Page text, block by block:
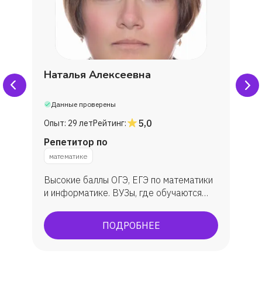
Наталья Алексеевна
Данные проверены
Опыт: 29 летРейтинг:
5,0
Репетитор по
математике
Высокие баллы ОГЭ, ЕГЭ по математики
и информатике. ВУЗы, где обучаются
(ИММиКН - мехмат) и др.
ПОДРОБНЕЕ